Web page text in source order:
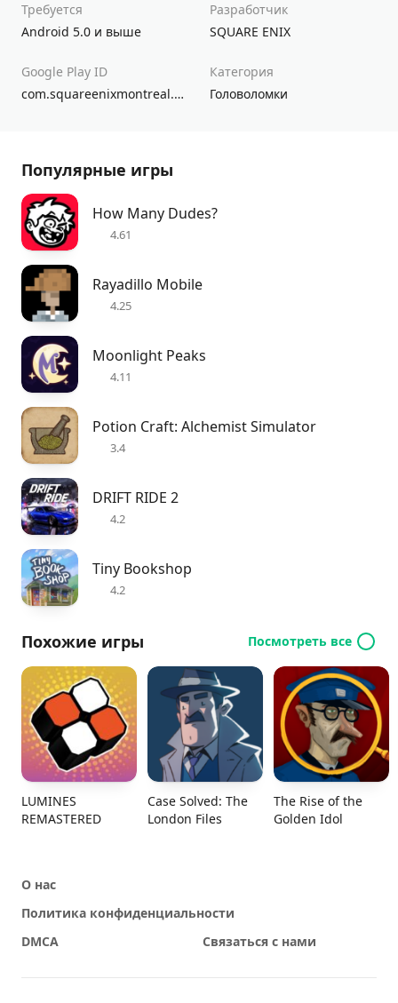
Требуется
Android 5.0 и выше
Разработчик
SQUARE ENIX
Google Play ID
com.squareenixmontreal.deusexgo
Категория
Головоломки
Популярные игры
How Many Dudes?
4.61
Rayadillo Mobile
4.25
Moonlight Peaks
4.11
Potion Craft: Alchemist Simulator
3.4
DRIFT RIDE 2
4.2
Tiny Bookshop
4.2
Похожие игры Посмотреть все
LUMINES
REMASTERED
Case Solved: The
London Files
The Rise of the
Golden Idol
О нас
Политика конфиденциальности
DMCA
Связаться с нами